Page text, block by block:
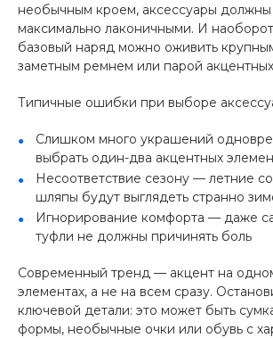
необычным кроем, аксессуары должны
максимально лаконичными. И
базовый наряд можно оживить
заметным ремнем или парой
Типичные ошибки при выборе
Слишком много украшений
выбрать один-два акцентных
Несоответствие сезону — летние
шляпы будут выглядеть странно
Игнорирование комфорта — даже
туфли не должны причинять боль
Современный тренд — акцент на
элементах, а не на всем сразу.
ключевой детали: это может быть
формы, необычные очки или обувь с